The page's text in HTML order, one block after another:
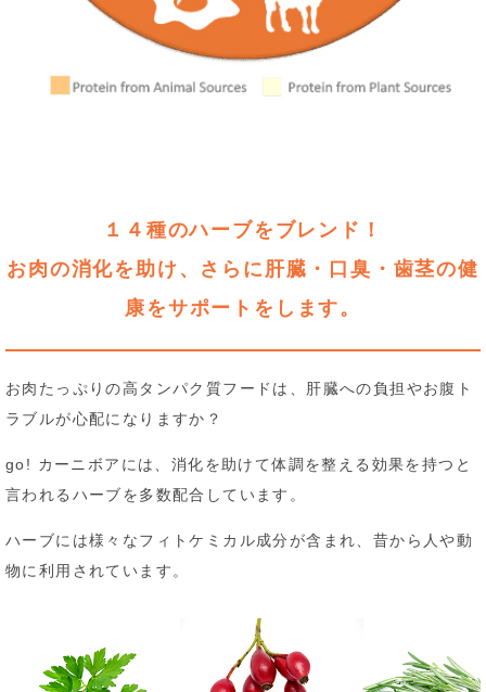
１４種のハーブをブレンド！
お肉の消化を助け、さらに肝臓・口臭・歯茎の健
康をサポートをします。
お肉たっぷりの高タンパク質フードは、肝臓への負担やお腹ト
ラブルが心配になりますか？
go! カーニボアには、消化を助けて体調を整える効果を持つと
言われるハーブを多数配合しています。
ハーブには様々なフィトケミカル成分が含まれ、昔から人や動
物に利用されています。